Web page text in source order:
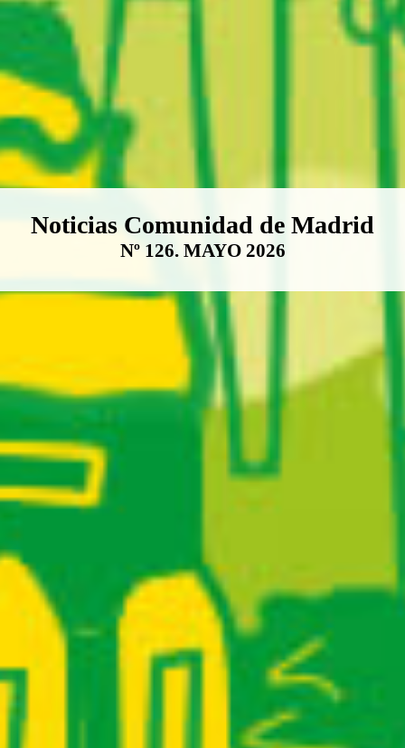
Boletín Noticias Comunidad de
Noticias Comunidad de Madrid
Nº 126. MAYO 2026